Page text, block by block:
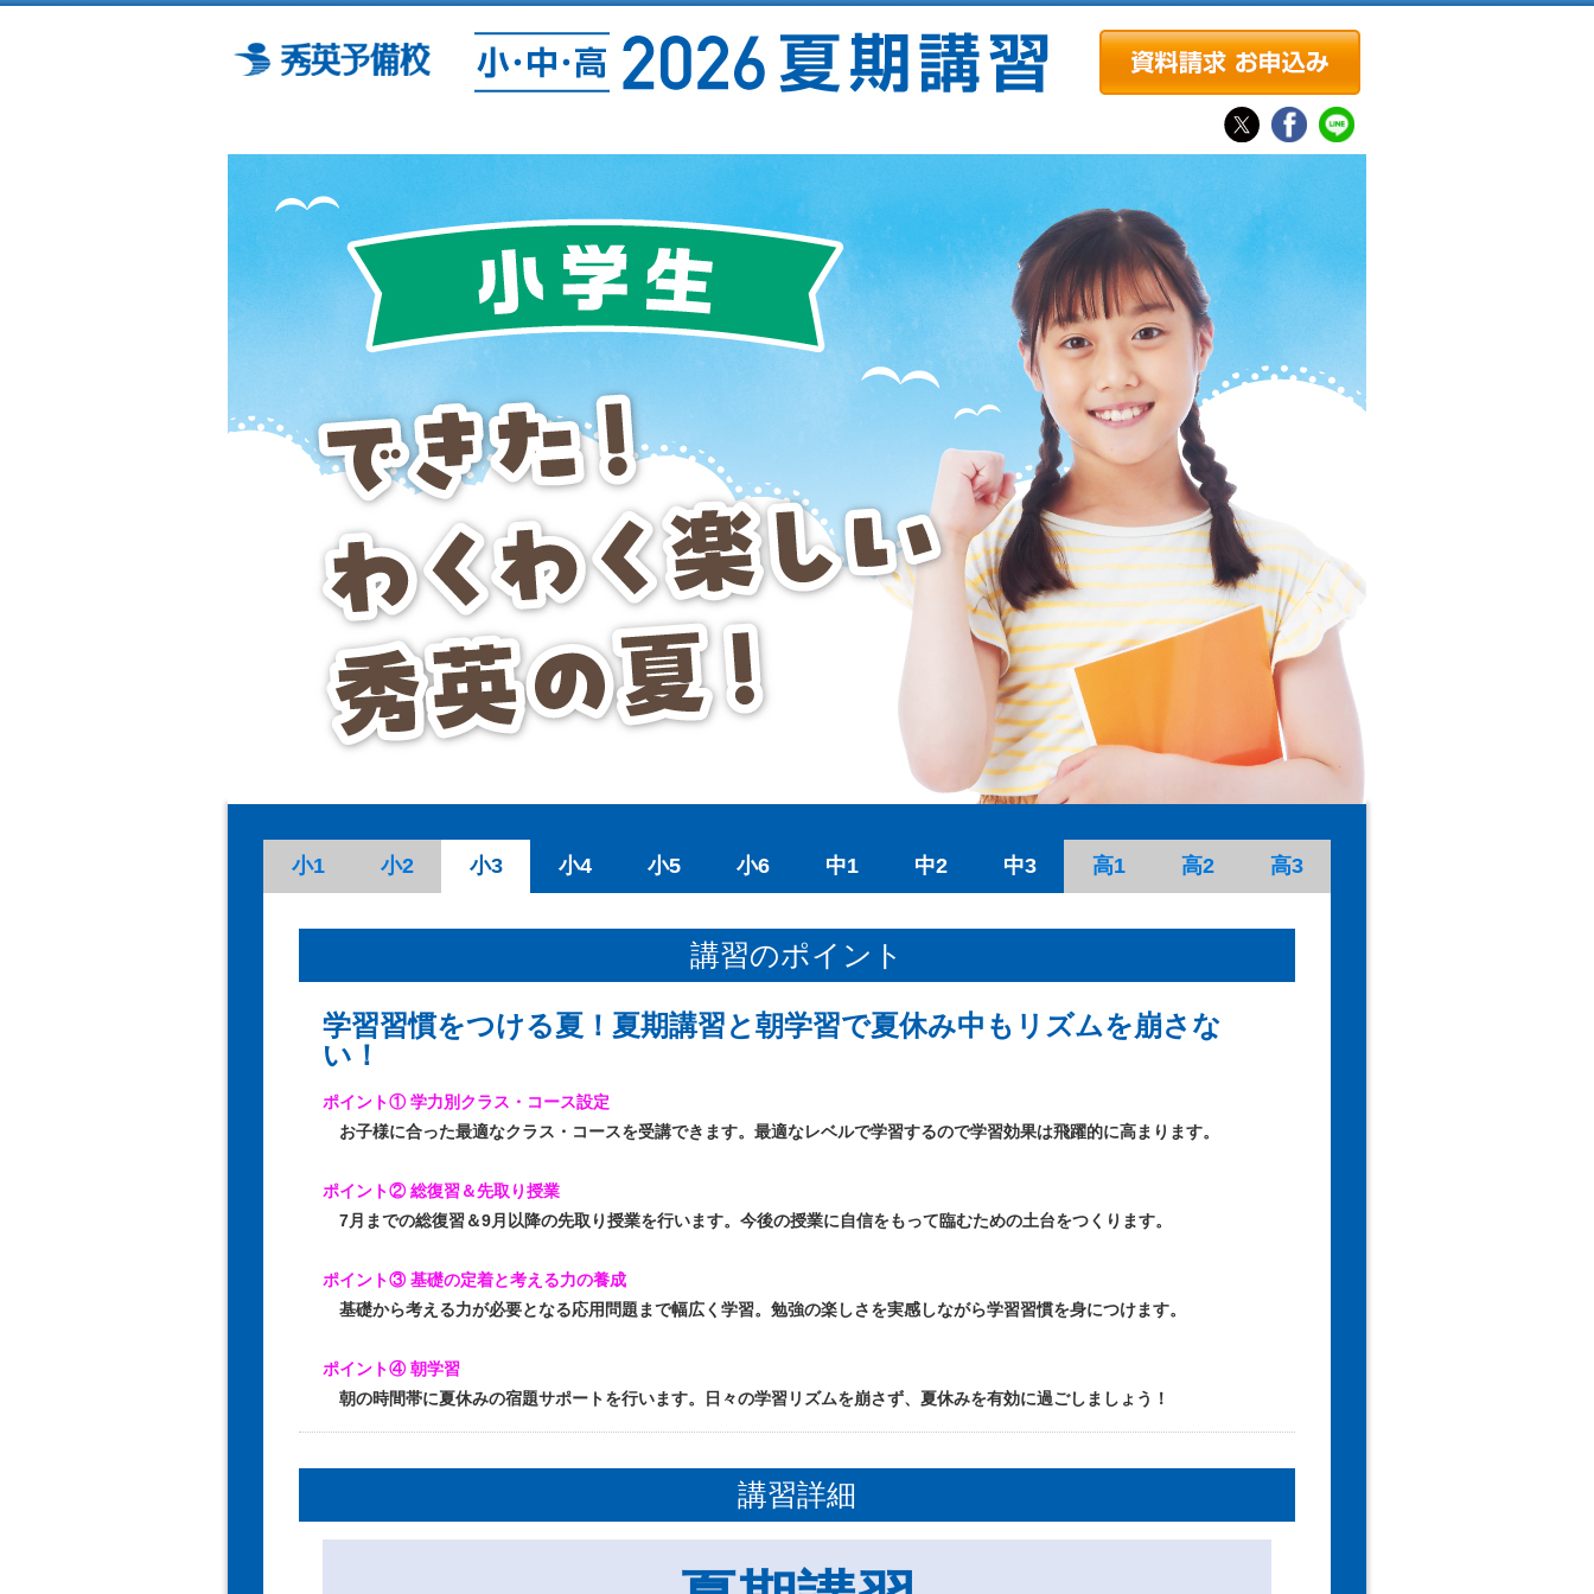
小1 小2 小3 小4 小5 小6 中1 中2 中3 高1 高2 高3
講習のポイント
学習習慣をつける夏！夏期講習と朝学習で夏休み中もリズムを崩さな
い！
ポイント① 学力別クラス・コース設定
お子様に合った最適なクラス・コースを受講できます。最適なレベルで学習するので学習効果は飛躍的に高まります。
ポイント② 総復習＆先取り授業
7月までの総復習＆9月以降の先取り授業を行います。今後の授業に自信をもって臨むための土台をつくります。
ポイント③ 基礎の定着と考える力の養成
基礎から考える力が必要となる応用問題まで幅広く学習。勉強の楽しさを実感しながら学習習慣を身につけます。
ポイント④ 朝学習
朝の時間帯に夏休みの宿題サポートを行います。日々の学習リズムを崩さず、夏休みを有効に過ごしましょう！
講習詳細